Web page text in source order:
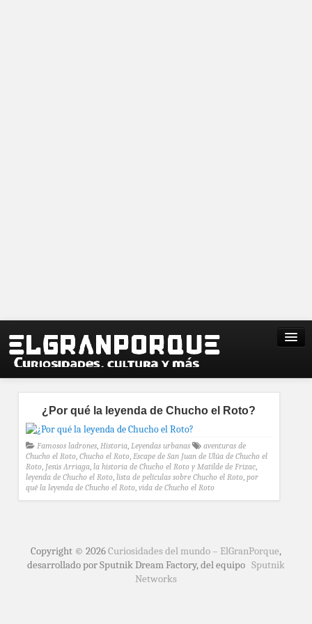
¿Por qué la leyenda de Chucho el Roto?
Famosos ladrones, Historia, Leyendas urbanas
aventuras de
Chucho el Roto, Chucho el Roto, Escape de San Juan de Ulúa de Chucho el
Roto, Jesús Arriaga, la historia de Chucho el Roto y Matilde de Frizac,
leyenda de Chucho el Roto, lista de películas sobre Chucho el Roto, por
qué la leyenda de Chucho el Roto, vida de Chucho el Roto
Copyright © 2026Curiosidades del mundo – ElGranPorque,
desarrollado por Sputnik Dream Factory, del equipo Sputnik
Networks